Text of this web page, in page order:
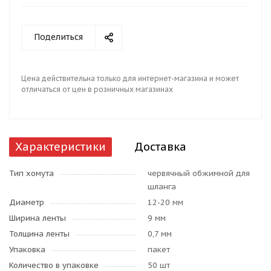
Поделиться
Цена действительна только для интернет-магазина и может
отличаться от цен в розничных магазинах
Характеристики Доставка
Тип хомута
червячный обжимной для
шланга
Диаметр
12-20 мм
Ширина ленты
9 мм
Толщина ленты
0,7 мм
Упаковка
пакет
Количество в упаковке
50 шт